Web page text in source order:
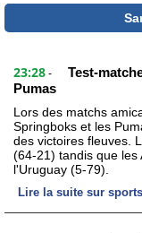
23:28 -
Test-
Pumas
Lors des matchs
Springboks et les
des victoires fleuves.
(64-21) tandis que les
l'Uruguay (5-79).
Lire la suite sur